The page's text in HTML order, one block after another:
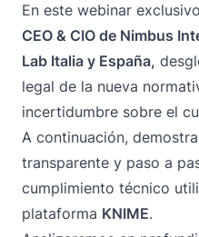
En este webinar
CEO & CIO de Nimbus
Lab Italia y España,
legal de la nueva
incertidumbre sobre el
A continuación,
transparente y paso a
cumplimiento técnico
plataforma KNIME.